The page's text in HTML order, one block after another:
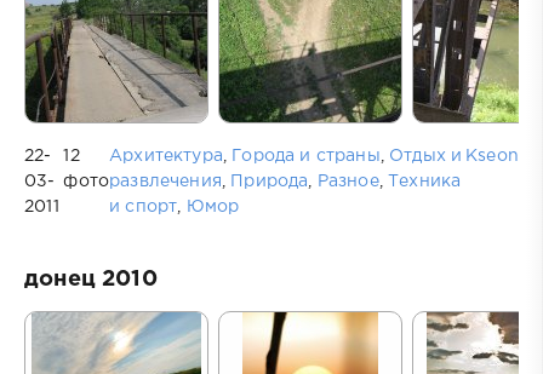
22-
03-
2011
12
фото
Архитектура Города и страны
Отдых и
развлечения
Природа Разное,
Техника
и спорт
Юмор
Kseon
донец 2010